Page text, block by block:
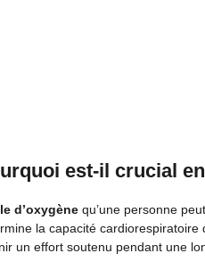
est-il crucial
d’oxygène qu’une personne
la capacité cardiorespiratoire
un effort soutenu pendant une